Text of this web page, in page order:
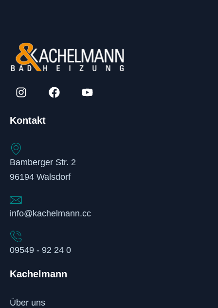
Kontakt
Bamberger Str. 2
96194 Walsdorf
info@kachelmann.cc
09549 - 92 24 0
Kachelmann
Über uns